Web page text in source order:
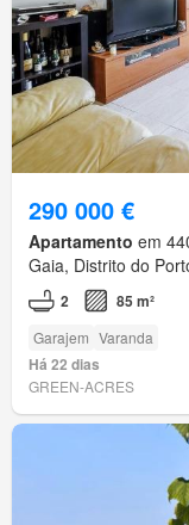
290 000 €
Apartamento em
Gaia, Distrito do
2 85 m²
Garajem Varanda
Há 22 dias
GREEN-ACRES